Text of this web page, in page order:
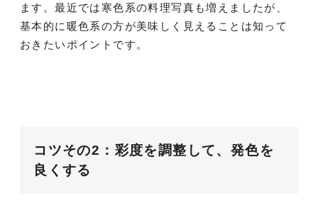
ます。最近では寒色系の料理写真も増えましたが、
基本的に暖色系の方が美味しく見えることは知って
おきたいポイントです。
コツその2：彩度を調整して、発色を
良くする